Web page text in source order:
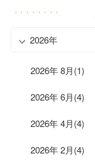
2026年
2026年 8月(1)
2026年 6月(4)
2026年 4月(4)
2026年 2月(4)